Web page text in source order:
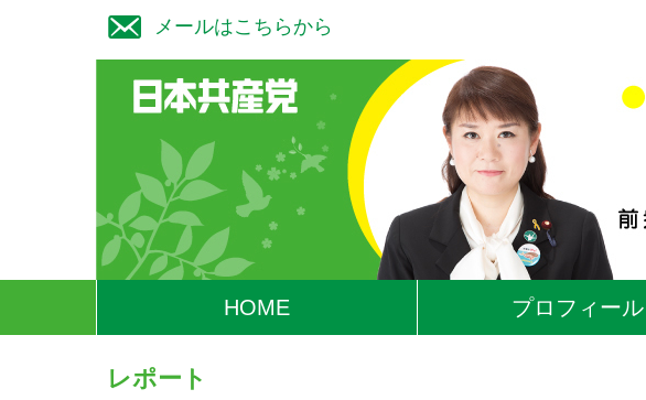
メールはこちらから
HOME プロフィール
レポート